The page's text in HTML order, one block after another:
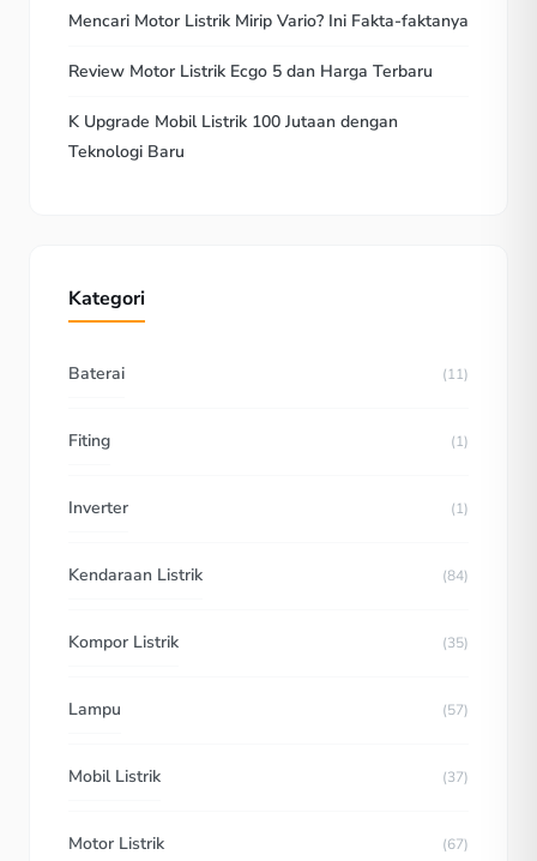
Mencari Motor Listrik Mirip Vario? Ini Fakta-faktanya
Review Motor Listrik Ecgo 5 dan Harga Terbaru
K Upgrade Mobil Listrik 100 Jutaan dengan
Teknologi Baru
Kategori
Baterai (11)
Fiting (1)
Inverter (1)
Kendaraan Listrik (84)
Kompor Listrik (35)
Lampu (57)
Mobil Listrik (37)
Motor Listrik (67)